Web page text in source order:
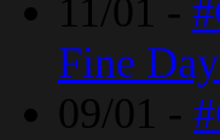
11/01 -
Fine
09/01 -